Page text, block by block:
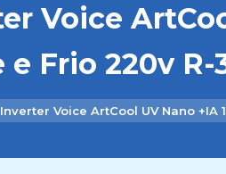
Voice
e Frio 220v R-
Voice ArtCool UV Nano +IA